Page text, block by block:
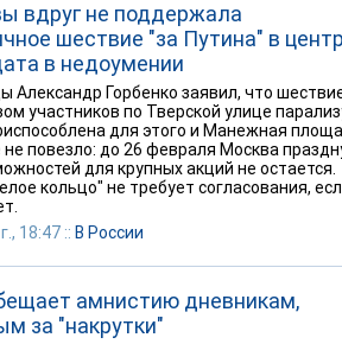
вдруг не поддержала
шествие "за Путина" в
в недоумении
Александр Горбенко заявил, что
участников по Тверской улице
для этого и Манежная
повезло: до 26 февраля Москва
для крупных акций не остается.
кольцо" не требует согласования,
18:47 :: В России
амнистию дневникам,
за "накрутки"